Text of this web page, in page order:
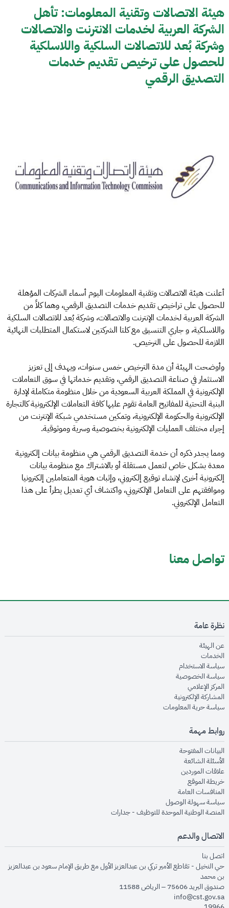
هيئة الاتصالات وتقنية المعلومات: تأهل
الشركة العربية لخدمات الانترنت والاتصالات
وشركة بُعد للاتصالات السلكية واللاسلكية
للحصول على ترخيص تقديم خدمات
التصديق الرقمي
أعلنت هيئة الاتصالات وتقنية المعلومات اليوم أسماء الشركات المؤهلة
للحصول على تراخيص تقديم خدمات التصديق الرقمي، وهما كلاً من
الشركة العربية لخدمات الإنترنت والاتصالات، وشركة بُعد للاتصالات السلكية
واللاسلكية، و جاري التنسيق مع كلتا الشركتين لاستكمال المتطلبات النهائية
اللازمة للحصول على الترخيص.
وأوضحت الهيئة أن مدة الترخيص خمس سنوات، ويهدف إلى تعزيز
الاستثمار في صناعة التصديق الرقمي، وتقديم خدماتها في سوق التعاملات
الإلكترونية في المملكة العربية السعودية من خلال منظومة متكاملة لإدارة
البنية التحتية للمفاتيح العامة تقوم عليها كافة التعاملات الإلكترونية كالتجارة
الإلكترونية والحكومة الإلكترونية، وتمكين مستخدمي شبكة الإنترنت من
إجراء مختلف العمليات الإلكترونية بخصوصية وسرية وموثوقية.
ومما يجدر ذكره أن خدمة التصديق الرقمي هي منظومة بيانات إلكترونية
معدة بشكل خاص لتعمل مستقلة أو بالاشتراك مع منظومة بيانات
إلكترونية أخرى لإنشاء توقيع إلكتروني، وإثبات هوية المتعاملين إلكترونيا
وموافقتهم على التعامل الإلكتروني، واكتشاف أي تعديل يطرأ على هذا
التعامل الإلكتروني.
تواصل معنا
نظرة عامة
عن الهيئةopens in new window
الخدماتopens in new window
سياسة الاستخدام
سياسة الخصوصيةopens in new window
المركز الإعلاميopens in new window
المشاركة الإلكترونيةopens in new window
سياسة حرية المعلوماتopens in new window
روابط مهمة
البيانات المفتوحةopens in new window
الأسئلة الشائعةopens in new window
علاقات الموردينopens in new window
خريطة الموقعopens in new window
المنافسات العامةopens in new window
سياسة سهولة الوصولopens in new window
المنصة الوطنية الموحدة للتوظيف - جداراتopens in new window
الاتصال والدعم
اتصل بنا
حي النخيل - تقاطع الأمير تركي بن عبدالعزيز الأول مع طريق الإمام سعود بن عبدالعزيز
بن محمد
صندوق البريد 75606 – الرياض 11588
info@cst.gov.sa